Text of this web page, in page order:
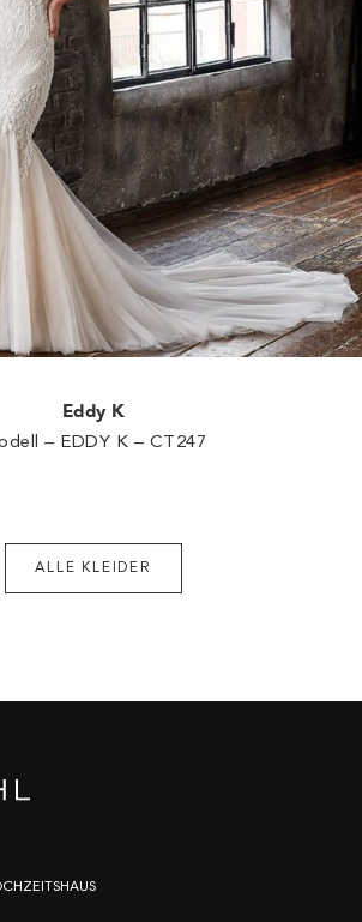
Eddy K
– EDDY K – CT247
ALLE KLEIDER